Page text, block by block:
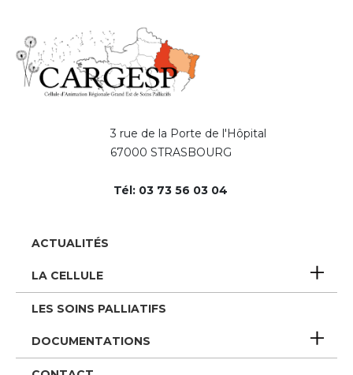
3 rue de la Porte de l'Hôpital
67000 STRASBOURG
Tél: 03 73 56 03 04
Pied
de
page
ACTUALITÉS
LA CELLULE
LES SOINS PALLIATIFS
DOCUMENTATIONS